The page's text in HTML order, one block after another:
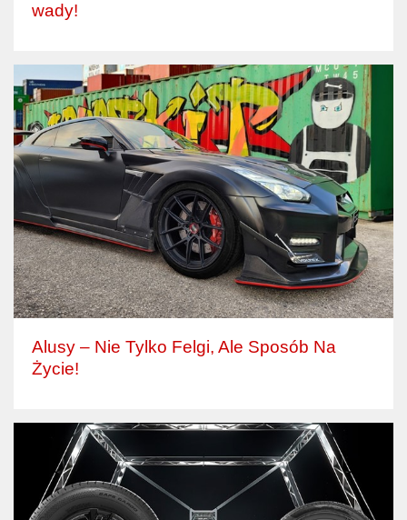
wady!
Alusy – Nie Tylko Felgi, Ale Sposób Na
Życie!